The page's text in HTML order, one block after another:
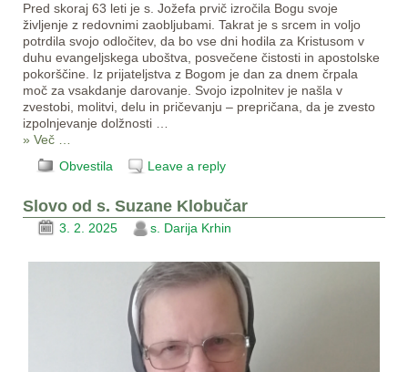
Pred skoraj 63 leti je s. Jožefa prvič izročila Bogu svoje
življenje z redovnimi zaobljubami. Takrat je s srcem in voljo
potrdila svojo odločitev, da bo vse dni hodila za Kristusom v
duhu evangeljskega uboštva, posvečene čistosti in apostolske
pokorščine. Iz prijateljstva z Bogom je dan za dnem črpala
moč za vsakdanje darovanje. Svojo izpolnitev je našla v
zvestobi, molitvi, delu in pričevanju – prepričana, da je zvesto
izpolnjevanje dolžnosti …
» Več …
Obvestila
Leave a reply
Slovo od s. Suzane Klobučar
3. 2. 2025 s. Darija Krhin